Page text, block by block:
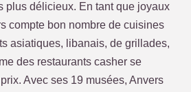
plus délicieux. En tant que joyaux
compte bon nombre de cuisines
asiatiques, libanais, de grillades,
des restaurants casher se
Avec ses 19 musées, Anvers